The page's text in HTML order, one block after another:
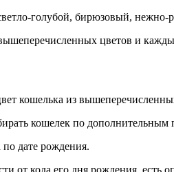
голубой, бирюзовый,
цветов и
кошелька из
кошелек по дополнительным
дате рождения.
от кода его дня рождения, есть